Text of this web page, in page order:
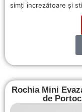
simți încrezătoare și
Rochia Mini
de